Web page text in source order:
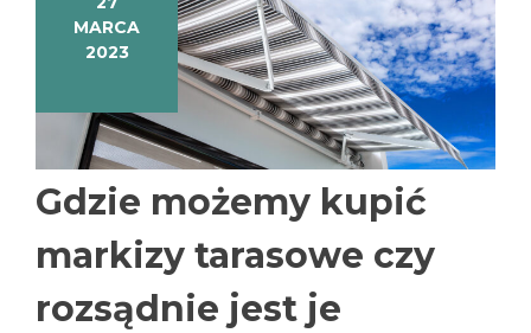
MARCA
2023
Gdzie możemy kupić
markizy tarasowe czy
rozsądnie jest je